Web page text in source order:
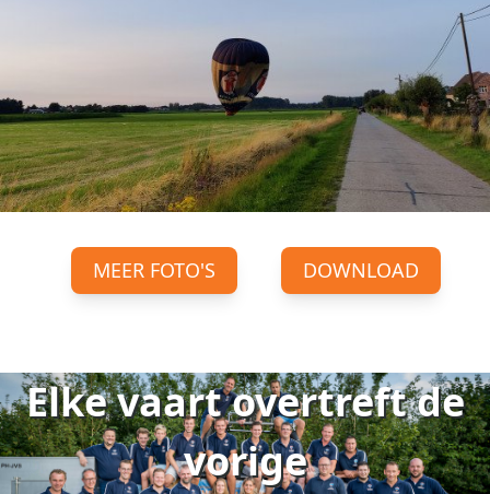
MEER FOTO'S DOWNLOAD
Elke vaart overtreft de
vorige